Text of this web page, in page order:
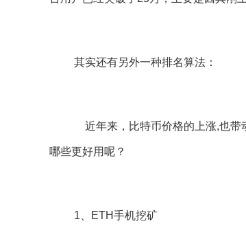
其实还有另外一种排名算法：
近年来，比特币价格的上涨,也带
哪些更好用呢？
1、ETH手机挖矿